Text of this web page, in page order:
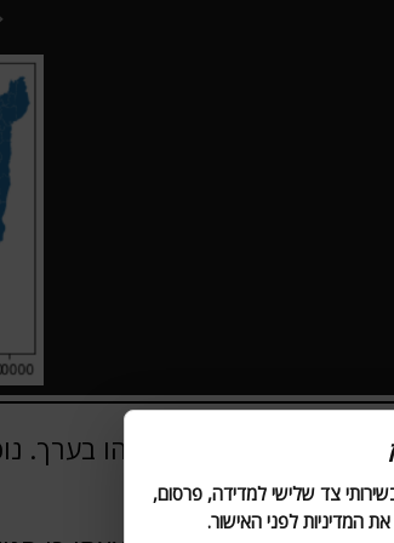
מדי, כחולה מדי, וזהו בערך.
לדוגמא,
צד שלישי למדידה, פרסום,
המדיניות לפני האישור.